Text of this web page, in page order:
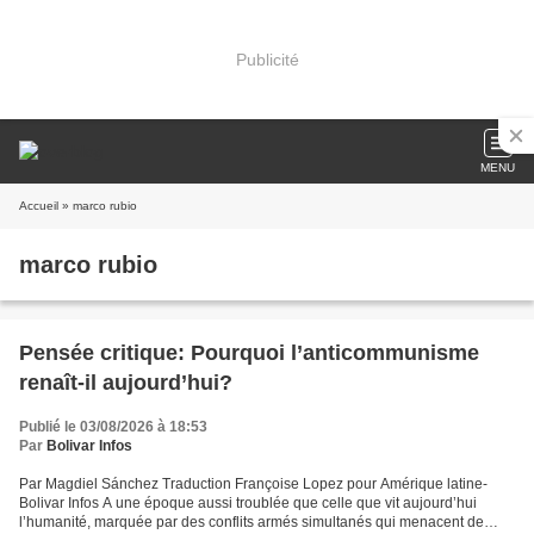
Publicité
MENU
Accueil » marco rubio
marco rubio
Pensée critique: Pourquoi l’anticommunisme
renaît-il aujourd’hui?
Publié le 03/08/2026 à 18:53
Par Bolivar Infos
Par Magdiel Sánchez Traduction Françoise Lopez pour Amérique latine-
Bolivar Infos A une époque aussi troublée que celle que vit aujourd’hui
l’humanité, marquée par des conflits armés simultanés qui menacent de